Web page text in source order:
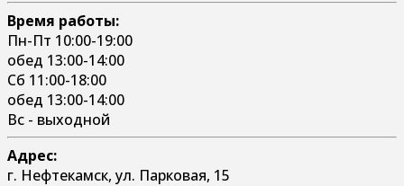
Время работы:
Пн-Пт 10:00-19:00
обед 13:00-14:00
Сб 11:00-18:00
обед 13:00-14:00
Вс - выходной
Адрес:
г. Нефтекамск, ул. Парковая, 15